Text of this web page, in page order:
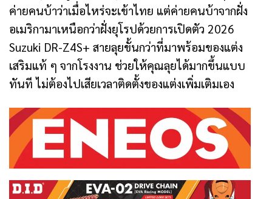
ค่ายคนบ้าว่าเมื่อไหร่จะเข้าไทย แต่ค่ายคนบ้าจากฝั่ง
อเมริกามาเหนือกว่าฝั่งยุโรปด้วยการเปิดตัว 2026
Suzuki DR-Z4S+ สายลุยขั้นกว่าที่มาพร้อมของแต่ง
เสริมแท้ ๆ จากโรงงาน ช่วยให้คุณลุยได้มากขึ้นแบบ
ทันที ไม่ต้องไปเสียเวลาติดตั้งของแต่งเพิ่มเติมเอง